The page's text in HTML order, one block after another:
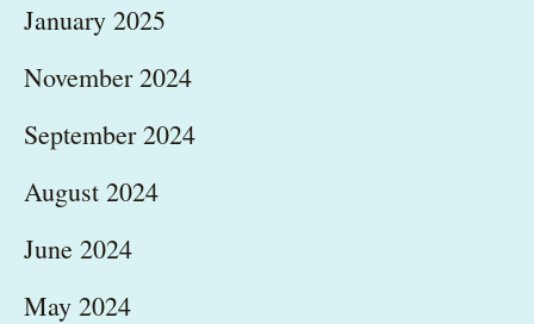
January 2025
November 2024
September 2024
August 2024
June 2024
May 2024